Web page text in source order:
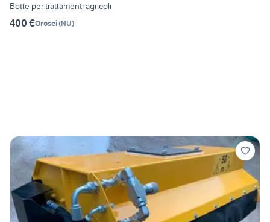
Botte per trattamenti agricoli
400 €Orosei(NU)